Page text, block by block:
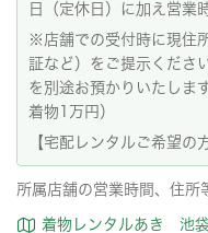
日（定休日）に加え営業
※店舗での受付時に現住
証など）をご提示くださ
を別途お預かりいたしま
着物1万円）
【宅配レンタルご希望の
所属店舗の営業時間、住所
着物レンタルあき 池